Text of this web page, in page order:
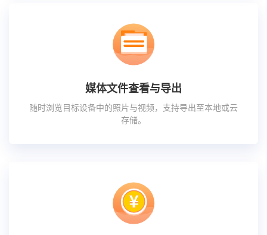
媒体文件查看与导出
随时浏览目标设备中的照片与视频，支持导出至本地或云
存储。